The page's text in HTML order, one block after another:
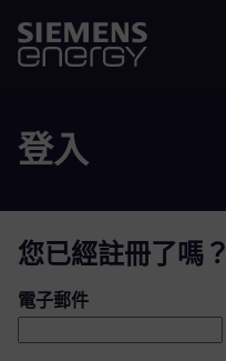
登入
您已經註冊了嗎？
登入：使用者和密碼
電子郵件